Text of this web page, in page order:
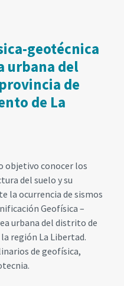
geotécnica
urbana del
de
de La
objetivo conocer los
del suelo y su
la ocurrencia de sismos
Geofísica –
urbana del distrito de
región La Libertad.
de geofísica,